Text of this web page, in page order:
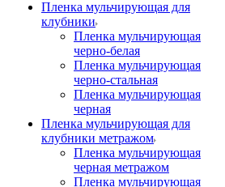
Пленка мульчирующая для
клубники
Пленка мульчирующая
черно-белая
Пленка мульчирующая
черно-стальная
Пленка мульчирующая
черная
Пленка мульчирующая для
клубники метражом
Пленка мульчирующая
черная метражом
Пленка мульчирующая